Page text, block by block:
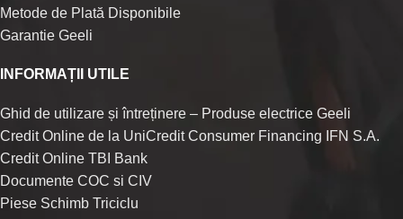
Metode de Plată Disponibile
Garantie Geeli
INFORMAȚII UTILE
Ghid de utilizare și întreținere – Produse electrice Geeli
Credit Online de la UniCredit Consumer Financing IFN S.A.
Credit Online TBI Bank
Documente COC si CIV
Piese Schimb Triciclu